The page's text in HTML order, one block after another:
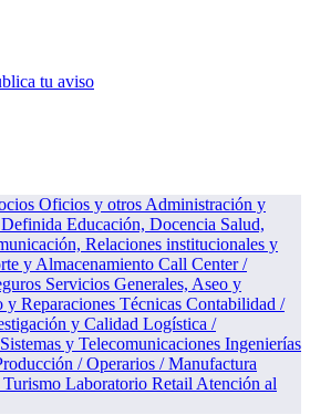
tu aviso
Oficios y otros Administración y
Educación, Docencia Salud,
Relaciones institucionales y
y Almacenamiento Call Center /
Servicios Generales, Aseo y
y Reparaciones Técnicas Contabilidad /
y Calidad Logística /
y Telecomunicaciones Ingenierías
/ Operarios / Manufactura
Laboratorio Retail Atención al